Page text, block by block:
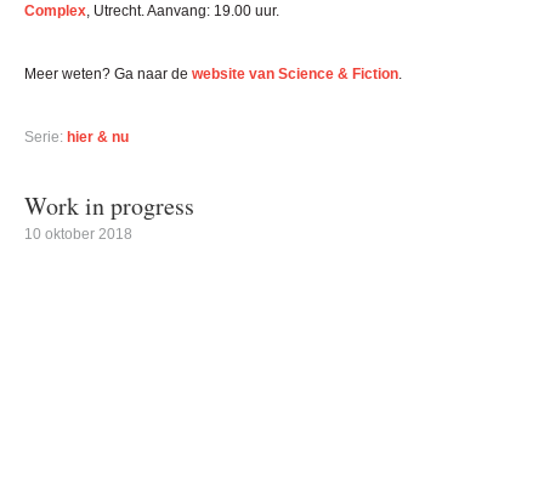
Complex , Utrecht. Aanvang: 19.00 uur.
Meer weten? Ga naar de website van Science & Fiction
Serie: hier & nu
Work in progress
10 oktober 2018